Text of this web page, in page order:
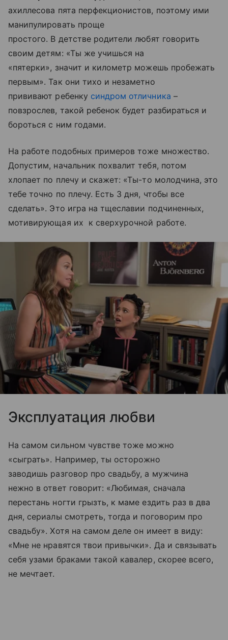
ахиллесова пята перфекционистов, поэтому ими
манипулировать проще
простого. В детстве родители любят говорить
своим детям: «Ты же учишься на
«пятерки», значит и километр можешь пробежать
первым». Так они тихо и незаметно
прививают ребенку синдром отличника –
повзрослев, такой ребенок будет разбираться и
бороться с ним годами.
На работе подобных примеров тоже множество.
Допустим, начальник похвалит тебя, потом
хлопает по плечу и скажет: «Ты-то молодчина, это
тебе точно по плечу. Есть 3 дня, чтобы все
сделать». Это игра на тщеславии подчиненных,
мотивирующая их к сверхурочной работе.
Эксплуатация любви
На самом сильном чувстве тоже можно
«сыграть». Например, ты осторожно
заводишь разговор про свадьбу, а мужчина
нежно в ответ говорит: «Любимая, сначала
перестань ногти грызть, к маме ездить раз в два
дня, сериалы смотреть, тогда и поговорим про
свадьбу». Хотя на самом деле он имеет в виду:
«Мне не нравятся твои привычки». Да и связывать
себя узами браками такой кавалер, скорее всего,
не мечтает.